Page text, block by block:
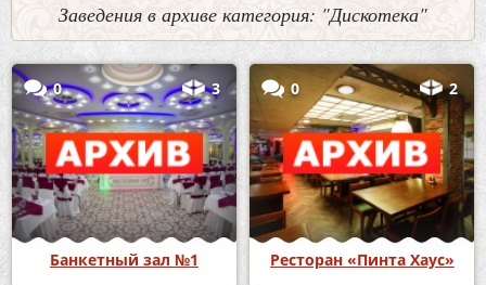
Заведения в архиве категория: "Дискотека"
0 3
Банкетный зал №1
0 2
Ресторан «Пинта Хаус»